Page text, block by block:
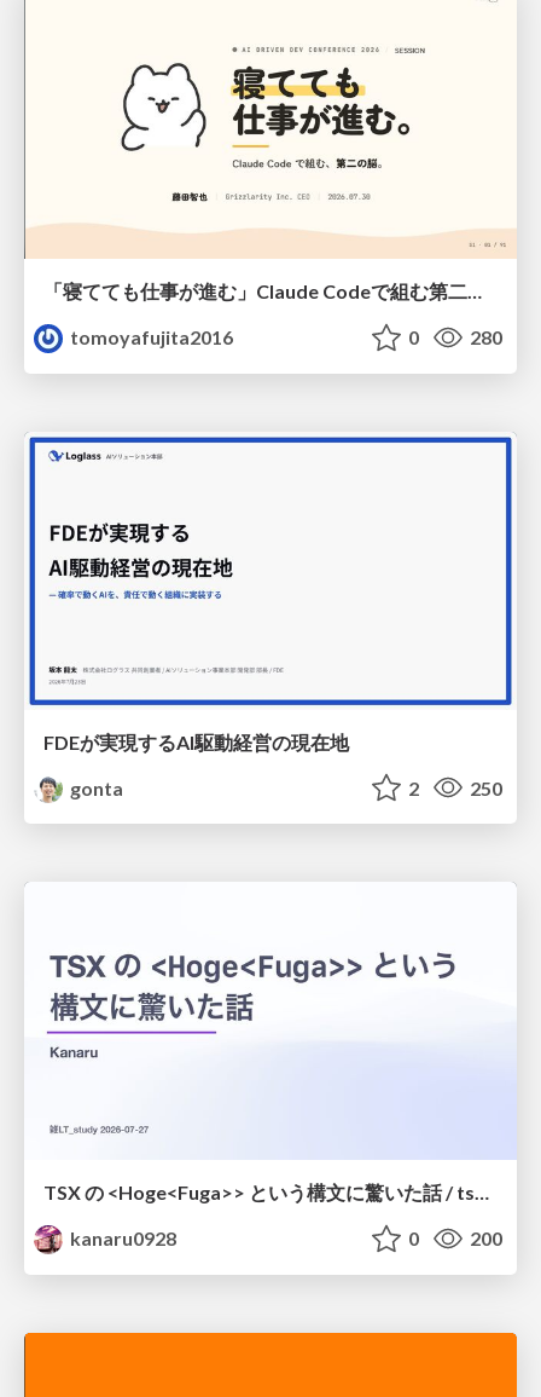
「寝てても仕事が進む」Claude Codeで組む第二の脳
tomoyafujita2016
0 280
FDEが実現するAI駆動経営の現在地
gonta
2 250
TSX の <Hoge<Fuga>> という構文に驚いた話 / tsx-type-argument-syntax
kanaru0928
0 200